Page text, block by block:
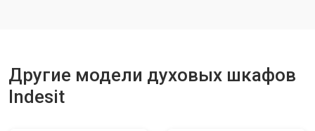
Другие модели духовых шкафов
Indesit